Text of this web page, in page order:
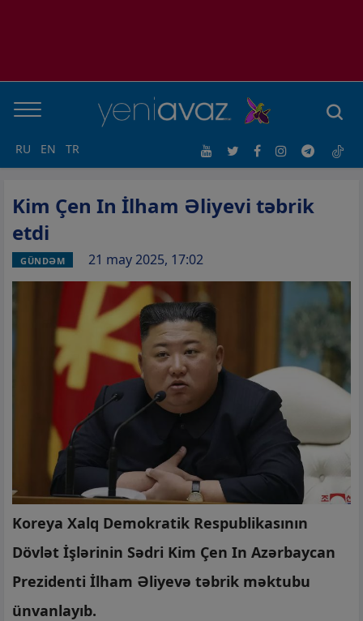
RU EN TR
Kim Çen In İlham Əliyevi təbrik
etdi
GÜNDƏM 21 may 2025, 17:02
Koreya Xalq Demokratik Respublikasının
Dövlət İşlərinin Sədri Kim Çen In Azərbaycan
Prezidenti İlham Əliyevə təbrik məktubu
ünvanlayıb.